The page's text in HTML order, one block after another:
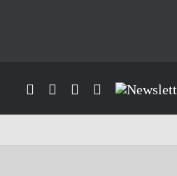
FacebookYouTubeInstagram
Threads
Newsletter